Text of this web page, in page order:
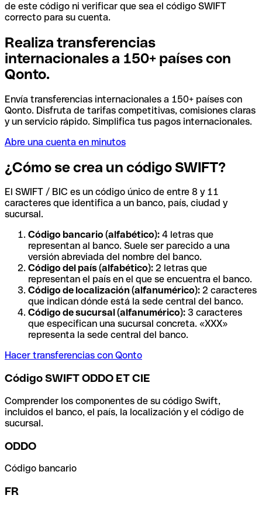
de este código ni verificar que sea el código SWIFT
correcto para su cuenta.
Realiza transferencias
internacionales a 150+ países con
Qonto.
Envía transferencias internacionales a 150+ países con
Qonto. Disfruta de tarifas competitivas, comisiones claras
y un servicio rápido. Simplifica tus pagos internacionales.
Abre una cuenta en minutos
¿Cómo se crea un código SWIFT?
El SWIFT / BIC es un código único de entre 8 y 11
caracteres que identifica a un banco, país, ciudad y
sucursal.
Código bancario (alfabético): 4 letras que
representan al banco. Suele ser parecido a una
versión abreviada del nombre del banco.
Código del país (alfabético): 2 letras que
representan el país en el que se encuentra el banco.
Código de localización (alfanumérico): 2 caracteres
que indican dónde está la sede central del banco.
Código de sucursal (alfanumérico): 3 caracteres
que especifican una sucursal concreta. «XXX»
representa la sede central del banco.
Hacer transferencias con Qonto
Código SWIFT ODDO ET CIE
Comprender los componentes de su código Swift,
incluidos el banco, el país, la localización y el código de
sucursal.
ODDO
Código bancario
FR